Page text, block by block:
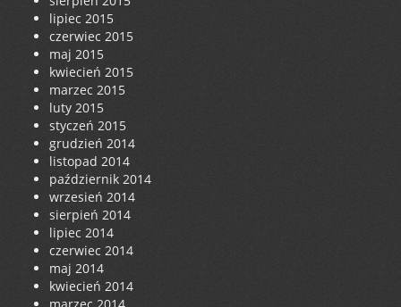
lipiec 2015
czerwiec 2015
maj 2015
kwiecień 2015
marzec 2015
luty 2015
styczeń 2015
grudzień 2014
listopad 2014
październik 2014
wrzesień 2014
sierpień 2014
lipiec 2014
czerwiec 2014
maj 2014
kwiecień 2014